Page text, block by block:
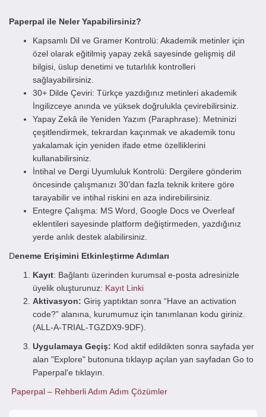
Paperpal ile Neler Yapabilirsiniz?
Kapsamlı Dil ve Gramer Kontrolü: Akademik metinler için
özel olarak eğitilmiş yapay zekâ sayesinde gelişmiş dil
bilgisi, üslup denetimi ve tutarlılık kontrolleri
sağlayabilirsiniz.
30+ Dilde Çeviri: Türkçe yazdığınız metinleri akademik
İngilizceye anında ve yüksek doğrulukla çevirebilirsiniz.
Yapay Zekâ ile Yeniden Yazım (Paraphrase): Metninizi
çeşitlendirmek, tekrardan kaçınmak ve akademik tonu
yakalamak için yeniden ifade etme özelliklerini
kullanabilirsiniz.
İntihal ve Dergi Uyumluluk Kontrolü: Dergilere gönderim
öncesinde çalışmanızı 30’dan fazla teknik kritere göre
tarayabilir ve intihal riskini en aza indirebilirsiniz.
Entegre Çalışma: MS Word, Google Docs ve Overleaf
eklentileri sayesinde platform değiştirmeden, yazdığınız
yerde anlık destek alabilirsiniz.
Deneme Erişimini Etkinleştirme Adımları
Kayıt: Bağlantı üzerinden kurumsal e-posta adresinizle
üyelik oluşturunuz: Kayıt Linki
Aktivasyon: Giriş yaptıktan sonra “Have an activation
code?” alanına, kurumumuz için tanımlanan kodu giriniz.
(ALL-A-TRIAL-TGZDX9-9DF).
Uygulamaya Geçiş: Kod aktif edildikten sonra sayfada yer
alan ​"Explore" butonuna tıklayıp açılan yan sayfadan Go to
Paperpal'e tıklayın.
Paperpal – Rehberli Adım Adım Çözümler